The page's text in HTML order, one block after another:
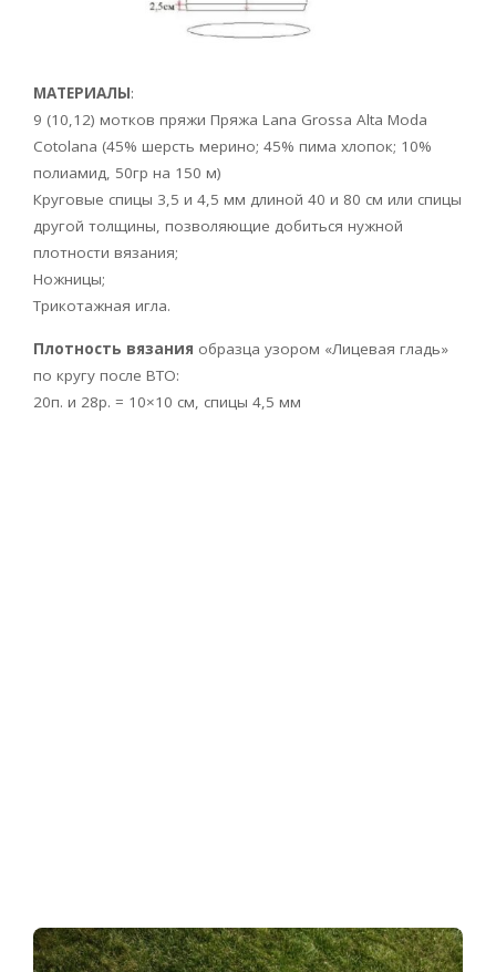
МАТЕРИАЛЫ:
9 (10,12) мотков пряжи Пряжа Lana Grossa Alta Moda
Cotolana (45% шерсть мерино; 45% пима хлопок; 10%
полиамид, 50гр на 150 м)
Круговые спицы 3,5 и 4,5 мм длиной 40 и 80 см или спицы
другой толщины, позволяющие добиться нужной
плотности вязания;
Ножницы;
Трикотажная игла.
Плотность вязания образца узором «Лицевая гладь»
по кругу после ВТО:
20п. и 28р. = 10×10 см, спицы 4,5 мм